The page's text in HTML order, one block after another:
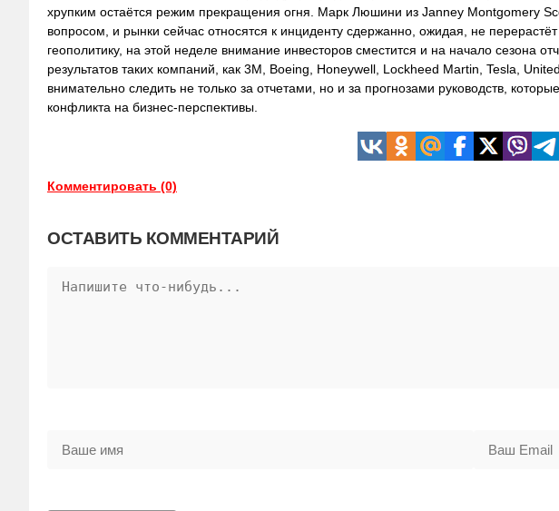
хрупким остаётся режим прекращения огня. Марк Люшини из Janney Montgomery
вопросом, и рынки сейчас относятся к инциденту сдержанно, ожидая, не
геополитику, на этой неделе внимание инвесторов сместится и на начало сезона
результатов таких компаний, как 3M, Boeing, Honeywell, Lockheed Martin, Tesla,
внимательно следить не только за отчетами, но и за прогнозами руководств,
конфликта на бизнес‑перспективы.
Комментировать (0)
ОСТАВИТЬ КОММЕНТАРИЙ